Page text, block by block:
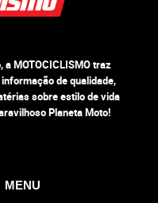
a MOTOCICLISMO traz
de qualidade,
sobre estilo de vida
Planeta Moto!
MENU